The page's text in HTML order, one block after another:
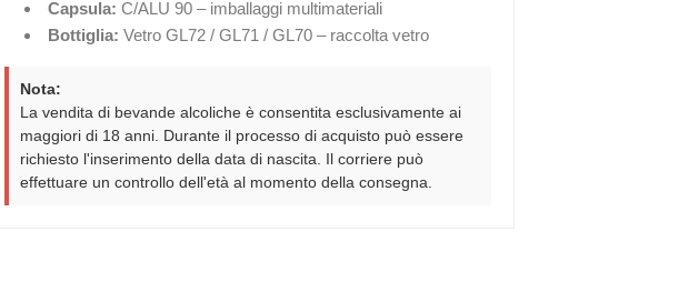
Capsula: C/ALU 90 – imballaggi multimateriali
Bottiglia: Vetro GL72 / GL71 / GL70 – raccolta vetro
Nota:
La vendita di bevande alcoliche è consentita esclusivamente ai
maggiori di 18 anni. Durante il processo di acquisto può essere
richiesto l'inserimento della data di nascita. Il corriere può
effettuare un controllo dell'età al momento della consegna.